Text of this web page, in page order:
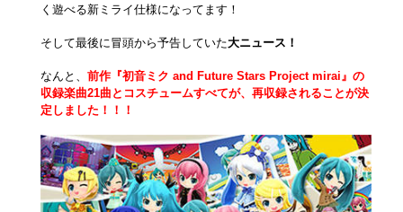
く遊べる新ミライ仕様になってます！
そして最後に冒頭から予告していた大ニュース！
なんと、 前作『初音ミク and Future Stars Project mirai』の
収録楽曲21曲とコスチュームすべてが、再収録されることが決
定しました！！！